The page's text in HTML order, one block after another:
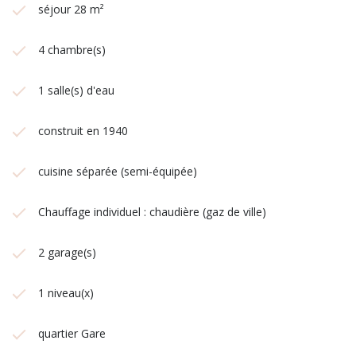
séjour 28 m²
4 chambre(s)
1 salle(s) d'eau
construit en 1940
cuisine séparée (semi-équipée)
Chauffage individuel : chaudière (gaz de ville)
2 garage(s)
1 niveau(x)
quartier Gare